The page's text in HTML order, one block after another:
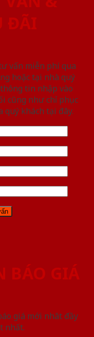
ĐÃI
vấn miễn phí qua
hoặc tại nhà quý
tin nhập vào
cũng như chỉ phục
quý khách tại đây.
BÁO GIÁ
giá mới nhât đầy
nhất.